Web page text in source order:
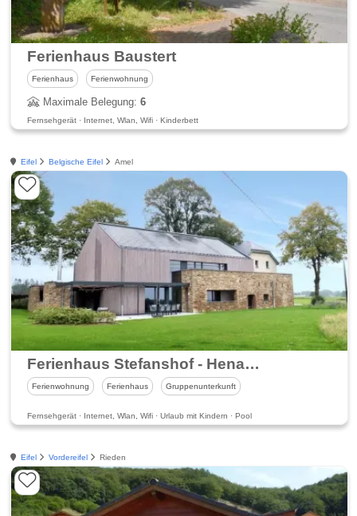
Ferienhaus Baustert
Ferienhaus Ferienwohnung
Maximale Belegung:6
Fernsehgerät · Internet, Wlan, Wifi · Kinderbett
Eifel Belgische Eifel Amel
Ferienhaus Stefanshof - Henamo Resorts
Ferienwohnung Ferienhaus Gruppenunterkunft
Fernsehgerät · Internet, Wlan, Wifi · Urlaub mit Kindern · Pool
Eifel Vordereifel Rieden